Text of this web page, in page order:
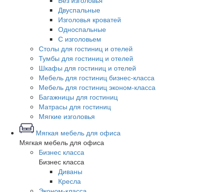
Двуспальные
Изголовья кроватей
Односпальные
С изголовьем
Столы для гостиниц и отелей
Тумбы для гостиниц и отелей
Шкафы для гостиниц и отелей
Мебель для гостиниц бизнес-класса
Мебель для гостиниц эконом-класса
Багажницы для гостиниц
Матрасы для гостиниц
Мягкие изголовья
Мягкая мебель для офиса
Мягкая мебель для офиса
Бизнес класса
Бизнес класса
Диваны
Кресла